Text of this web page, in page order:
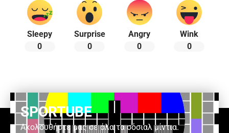
Sleepy
0
Surprise
0
Angry
0
Wink
0
SPORTUBE
Ακολουθήστε μας σε όλα τα σόσιαλ μίντια.